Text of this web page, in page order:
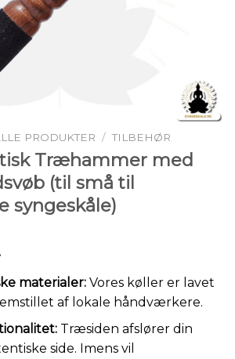
PRODUKTER / TILBEHØR
Træhammer med
(til små til
syngeskåle)
materialer:Vores køller er lavet
af lokale håndværkere.
Træsiden afslører din
side. Imens vil